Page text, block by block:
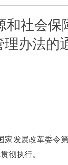
和社会保
办法的
家发展改革委令
彻执行。